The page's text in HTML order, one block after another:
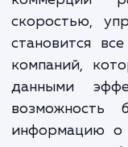
В
коммерции
скоростью,
становится
компаний,